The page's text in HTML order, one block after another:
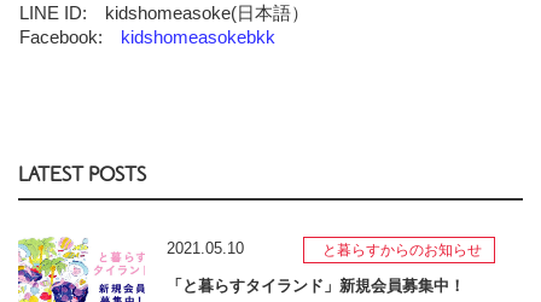
LINE ID: kidshomeasoke(日本語）
Facebook: kidshomeasokebkk
LATEST POSTS
2021.05.10 と暮らすからのお知らせ
「と暮らすタイランド」新規会員募集中！